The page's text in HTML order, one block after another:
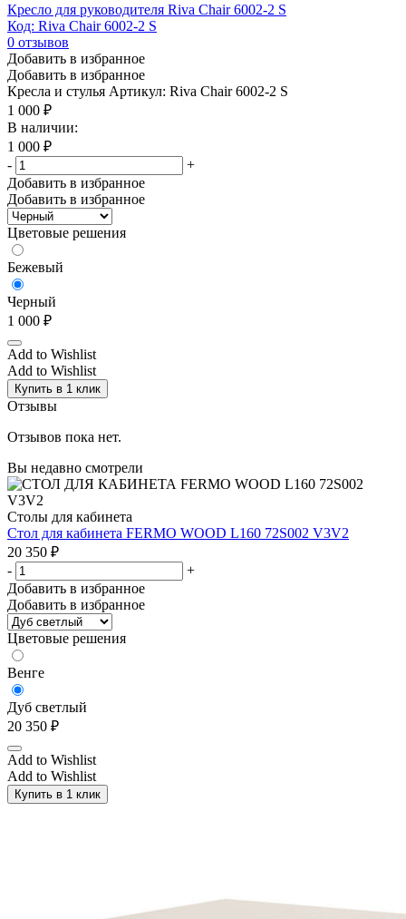
Кресло для руководителя Riva Chair 6002-2 S
Код: Riva Chair 6002-2 S
0 отзывов
Добавить в избранное
Добавить в избранное
Кресла и стулья Артикул: Riva Chair 6002-2 S
1 000 ₽
В наличии:
1 000 ₽
-
+
Добавить в избранное
Добавить в избранное
Цветовые решения
Бежевый
Черный
1 000 ₽
Add to Wishlist
Add to Wishlist
Купить в 1 клик
Отзывы
Отзывов пока нет.
Вы недавно смотрели
Столы для кабинета
Стол для кабинета FERMO WOOD L160 72S002 V3V2
20 350 ₽
-
+
Добавить в избранное
Добавить в избранное
Цветовые решения
Венге
Дуб светлый
20 350 ₽
Add to Wishlist
Add to Wishlist
Купить в 1 клик